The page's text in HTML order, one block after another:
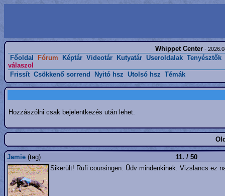
Whippet Center -
Főoldal Fórum Képtár Videotár Kutyatár Useroldalak Tenyésztők
válaszol
Frissít Csökkenő sorrend Nyitó hsz Utolsó hsz Témák
Hozzászólni csak bejelentkezés után lehet.
Jamie (tag)
11. / 50
Sikerült! Rufi coursingen. Üdv mindenkinek. Vizslancs ez